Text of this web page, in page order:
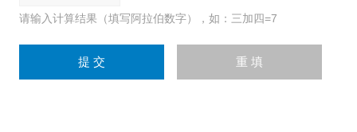
请输入计算结果（填写阿拉伯数字），如：三加四=7